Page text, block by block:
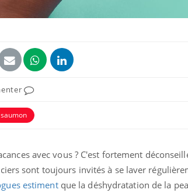
saumon
avec vous ? C'est fortement
sont toujours invités à se laver
estimentque la déshydratation de la